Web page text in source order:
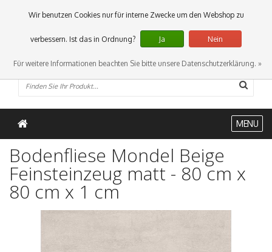
0 Artikel
MENU
Bodenfliese Mondel Beige
Feinsteinzeug matt - 80 cm x
80 cm x 1 cm
Wir benutzen Cookies nur für interne Zwecke um den Webshop zu
verbessern. Ist das in Ordnung? Ja Nein
Für weitere Informationen beachten Sie bitte unsere Datenschutzerklärung. »